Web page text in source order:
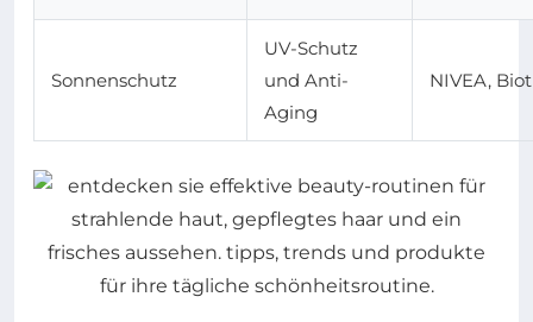
Sonnenschutz
UV-Schutz
und Anti-
Aging
NIVEA,